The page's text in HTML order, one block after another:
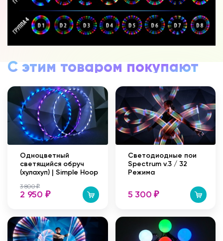
С этим товаром покупают
Одноцветный
светящийся обруч
(хулахуп) | Simple Hoop
3 800₽
2 950 ₽
Светодиодные пои
Spectrum v.3 / 32
Режима
5 300₽